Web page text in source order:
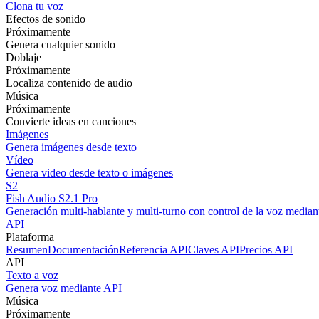
Clona tu voz
Efectos de sonido
Próximamente
Genera cualquier sonido
Doblaje
Próximamente
Localiza contenido de audio
Música
Próximamente
Convierte ideas en canciones
Imágenes
Genera imágenes desde texto
Vídeo
Genera video desde texto o imágenes
S2
Fish Audio S2.1 Pro
Generación multi-hablante y multi-turno con control de la voz
API
Plataforma
ResumenDocumentaciónReferencia APIClaves APIPrecios API
API
Texto a voz
Genera voz mediante API
Música
Próximamente